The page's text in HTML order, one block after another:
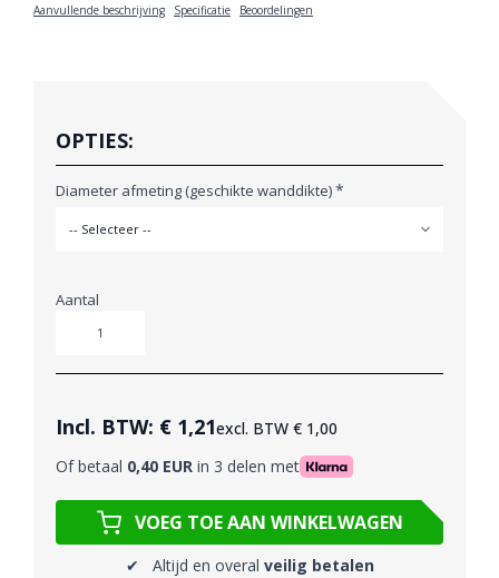
Aanvullende beschrijving Specificatie Beoordelingen
OPTIES:
Diameter afmeting (geschikte wanddikte)*
Aantal
Incl. BTW: € 1,21excl. BTW € 1,00
Of betaal 0,40 EUR in 3 delen met
VOEG TOE AAN WINKELWAGEN
✔ Altijd en overal veilig betalen